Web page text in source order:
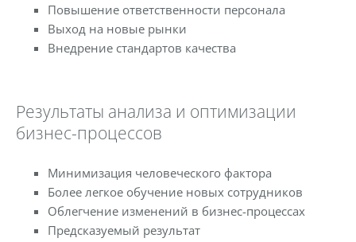
Повышение ответственности персонала
Выход на новые рынки
Внедрение стандартов качества
Результаты анализа и оптимизации
бизнес-процессов
Минимизация человеческого фактора
Более легкое обучение новых сотрудников
Облегчение изменений в бизнес-процессах
Предсказуемый результат